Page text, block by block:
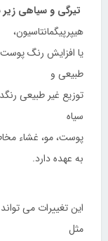
تیرگی و سیاهی زیر
هیپرپیگمانتاسیون،
یا افزایش رنگ پوست
طبیعی و
توزیع غیر طبیعی
سیاه
پوست، مو، غشاء
به عهده دارد.
این تغییرات می
مثل